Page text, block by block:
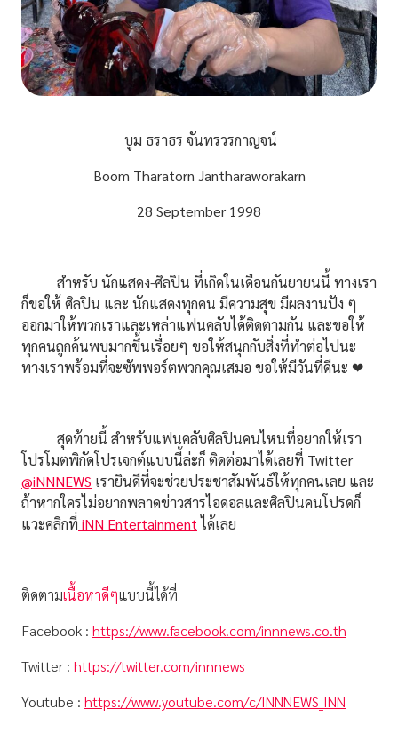
บูม ธราธร จันทรวรกาญจน์
Boom Tharatorn Jantharaworakarn
28 September 1998
สำหรับ นักแสดง-ศิลปิน ที่เกิดในเดือนกันยายนนี้ ทางเรา
ก็ขอให้ ศิลปิน และ นักแสดงทุกคน มีความสุข มีผลงานปัง ๆ
ออกมาให้พวกเราและเหล่าแฟนคลับได้ติดตามกัน และขอให้
ทุกคนถูกค้นพบมากขึ้นเรื่อยๆ ขอให้สนุกกับสิ่งที่ทำต่อไปนะ
ทางเราพร้อมที่จะซัพพอร์ตพวกคุณเสมอ ขอให้มีวันที่ดีนะ ❤︎
สุดท้ายนี้ สำหรับแฟนคลับศิลปินคนไหนที่อยากให้เรา
โปรโมตพิกัดโปรเจกต์แบบนี้ล่ะก็ ติดต่อมาได้เลยที่ Twitter
@iNNNEWS เรายินดีที่จะช่วยประชาสัมพันธ์ให้ทุกคนเลย และ
ถ้าหากใครไม่อยากพลาดข่าวสารไอดอลและศิลปินคนโปรดก็
แวะคลิกที่ iNN Entertainmentได้เลย
ติดตามเนื้อหาดีๆแบบนี้ได้ที่
Facebook : https://www.facebook.com/innnews.co.th
Twitter : https://twitter.com/innnews
Youtube : https://www.youtube.com/c/INNNEWS_INN